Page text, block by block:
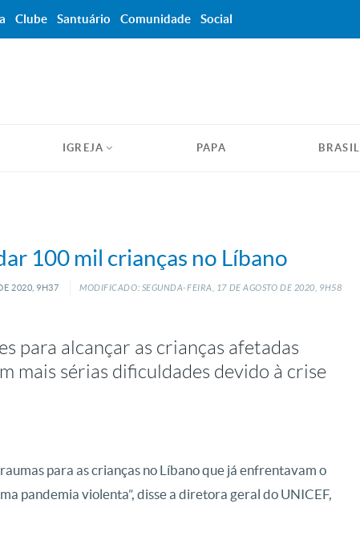
IGREJA PAPA BRASIL
100 mil crianças no Líbano
2020, 9H37 MODIFICADO: SEGUNDA-FEIRA, 17 DEAGOSTO DE 2020, 9H58
para alcançar as crianças afetadas
mais sérias dificuldades devido à crise
para as crianças no Líbano que já enfrentavam o
pandemia violenta”, disse a diretora geral do UNICEF,
Clube Santuário Comunidade Social